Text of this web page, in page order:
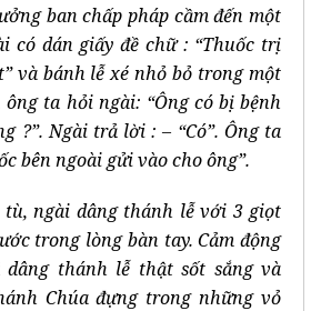
ban chấp pháp cầm đến một
có dán giấy đề chữ : “Thuốc trị
và bánh lễ xé nhỏ bỏ trong một
ta hỏi ngài: “Ông có bị bệnh
?”. Ngài trả lời : – “Có”. Ông ta
bên ngoài gửi vào cho ông”.
tù, ngài dâng thánh lễ với 3 giọt
trong lòng bàn tay. Cảm động
thánh lễ thật sốt sắng và
Chúa đựng trong những vỏ